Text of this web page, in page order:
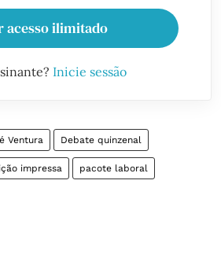
acesso ilimitado
Inicie sessão
Ventura Debate quinzenal
impressa pacote laboral